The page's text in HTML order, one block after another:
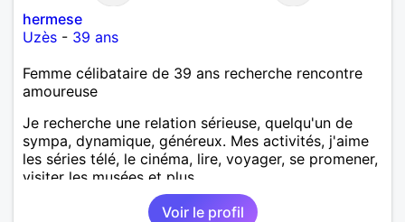
hermese
Uzès - 39 ans
Femme célibataire de 39 ans recherche rencontre
amoureuse
Je recherche une relation sérieuse, quelqu'un de
sympa, dynamique, généreux. Mes activités, j'aime
les séries télé, le cinéma, lire, voyager, se promener,
visiter les musées et plus.
Voir le profil